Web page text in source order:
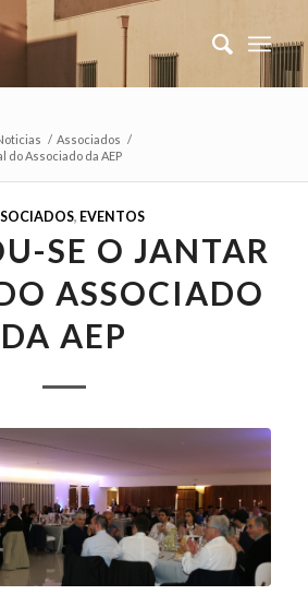
/ Associados /
do Associado da AEP
, EVENTOS
SE O JANTAR
ASSOCIADO
DA AEP